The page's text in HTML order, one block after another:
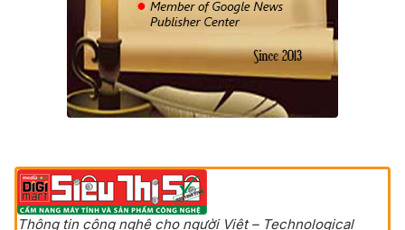
Thông tin công nghệ cho người Việt – Technological